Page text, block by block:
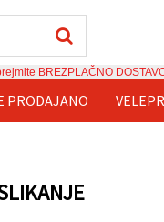
BREZPLAČNO
PRODAJANO